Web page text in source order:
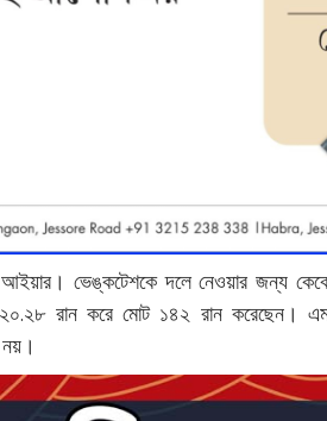
ভেঙ্কটেশকে দলে নেওয়ার জন্য
রান করে মোট ১৪২ রান করেছেন।